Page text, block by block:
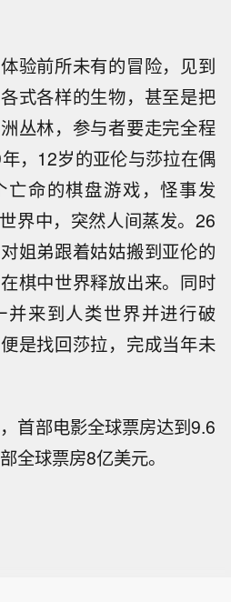
验前所未有的冒险，见到
式各样的生物，甚至是把
丛林，参与者要走完全程
，12岁的亚伦与莎拉在偶
命的棋盘游戏，怪事发
界中，突然人间蒸发。26
姐弟跟着姑姑搬到亚伦的
棋中世界释放出来。同时
并来到人类世界并进行破
是找回莎拉，完成当年未
首部电影全球票房达到9.6
全球票房8亿美元。